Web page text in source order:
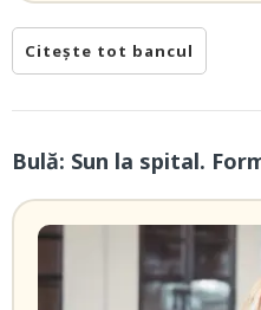
Citește tot bancul
Bulă: Sun la spital.